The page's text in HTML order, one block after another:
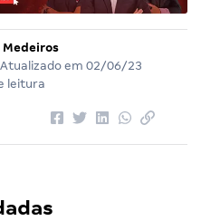
Medeiros
Atualizado em 02/06/23
leitura